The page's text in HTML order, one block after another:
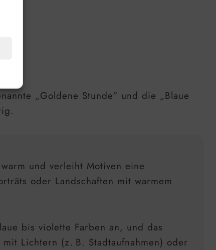
„Goldene Stunde“ und die „Blaue
und verleiht Motiven eine
oder Landschaften mit warmem
bis violette Farben an, und das
Lichtern (z. B. Stadtaufnahmen) oder